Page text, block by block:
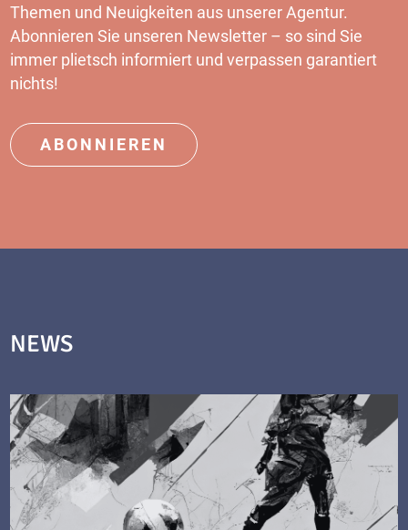
Themen und Neuigkeiten aus unserer Agentur.
Abonnieren Sie unseren Newsletter – so sind Sie
immer plietsch informiert und verpassen garantiert
nichts!
ABONNIEREN
NEWS